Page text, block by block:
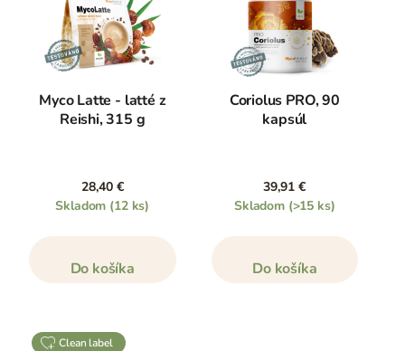
Myco Latte - latté z
Reishi, 315 g
28,40 €
Skladom (12 ks)
Do košíka
Coriolus PRO, 90
kapsúl
39,91 €
Skladom (>15 ks)
Do košíka
clean label